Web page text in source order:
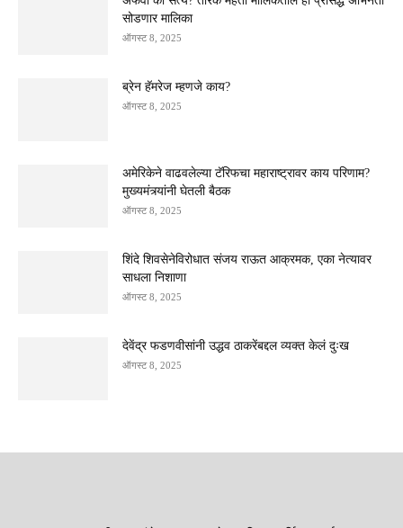
सोडणार मालिका
ऑगस्ट 8, 2025
ब्रेन हॅमरेज म्हणजे काय?
ऑगस्ट 8, 2025
अमेरिकेने वाढवलेल्या टॅरिफचा महाराष्ट्रावर काय परिणाम?
मुख्यमंत्र्यांनी घेतली बैठक
ऑगस्ट 8, 2025
शिंदे शिवसेनेविरोधात संजय राऊत आक्रमक, एका नेत्यावर
साधला निशाणा
ऑगस्ट 8, 2025
देवेंद्र फडणवीसांनी उद्धव ठाकरेंबद्दल व्यक्त केलं दुःख
ऑगस्ट 8, 2025